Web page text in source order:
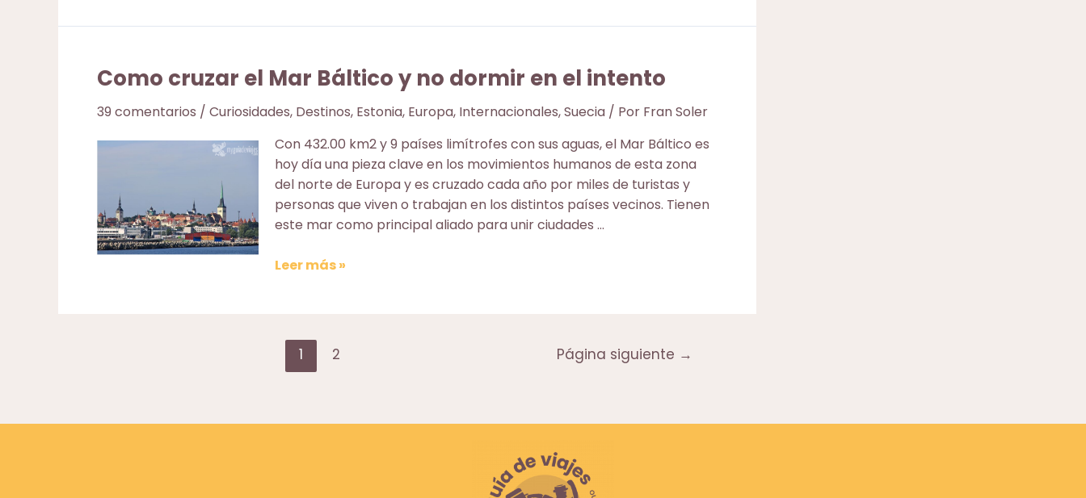
ciudad
Como cruzar el Mar Báltico y no dormir en el intento
39 comentarios / Curiosidades, Destinos, Estonia, Europa, Internacionales,Suecia / Por Fran Soler
Con 432.00 km2 y 9 países limítrofes con sus aguas, el Mar Báltico es
hoy día una pieza clave en los movimientos humanos de esta zona
del norte de Europa y es cruzado cada año por miles de turistas y
personas que viven o trabajan en los distintos países vecinos. Tienen
este mar como principal aliado para unir ciudades …
Como
Báltico
en
Leer más »
1 2 Página siguiente →